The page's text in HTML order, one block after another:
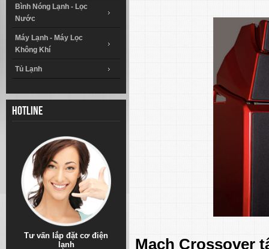
Bình Nóng Lạnh - Lọc
Nước
Máy Lạnh - Máy Lọc
Không Khí
Tủ Lạnh
Hotline
Tư vấn lắp đặt cơ điện
lạnh
Mạch Crossover